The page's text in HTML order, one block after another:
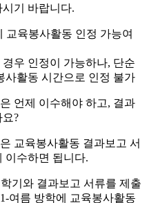
기 바랍니다.
교육봉사활동 인정 가능여
우 인정이 가능하나, 단순
사활동 시간으로 인정 불가
언제 이수해야 하고, 결과
?
교육봉사활동 결과보고 서
이수하면 됩니다.
기와 결과보고 서류를 제출
여름 방학에 교육봉사활동